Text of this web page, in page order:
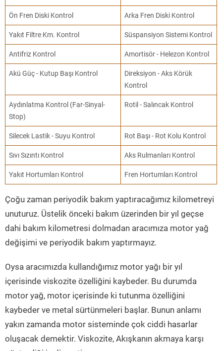
Ön Fren Diski Kontrol Arka Fren Diski Kontrol
Yakıt Filtre Km. Kontrol Süspansiyon Sistemi Kontrol
Antifriz Kontrol Amortisör - Helezon Kontrol
Akü Güç - Kutup Başı Kontrol
Direksiyon - Aks Körük
Kontrol
Aydınlatma Kontrol (Far-Sinyal-
Stop)
Rotil - Salıncak Kontrol
Silecek Lastik - Suyu Kontrol Rot Başı - Rot Kolu Kontrol
Sıvı Sızıntı Kontrol Aks Rulmanları Kontrol
Yakıt Hortumları Kontrol Fren Hortumları Kontrol
Çoğu zaman periyodik bakım yaptıracağımız kilometreyi
unuturuz. Üstelik önceki bakım üzerinden bir yıl geçse
dahi bakım kilometresi dolmadan aracımıza motor yağ
değişimi ve periyodik bakım yaptırmayız.
Oysa aracımızda kullandığımız motor yağı bir yıl
içerisinde viskozite özelliğini kaybeder. Bu durumda
motor yağ, motor içerisinde ki tutunma özelliğini
kaybeder ve metal sürtünmeleri başlar. Bunun anlamı
yakın zamanda motor sisteminde çok ciddi hasarlar
oluşacak demektir. Viskozite, Akışkanın akmaya karşı